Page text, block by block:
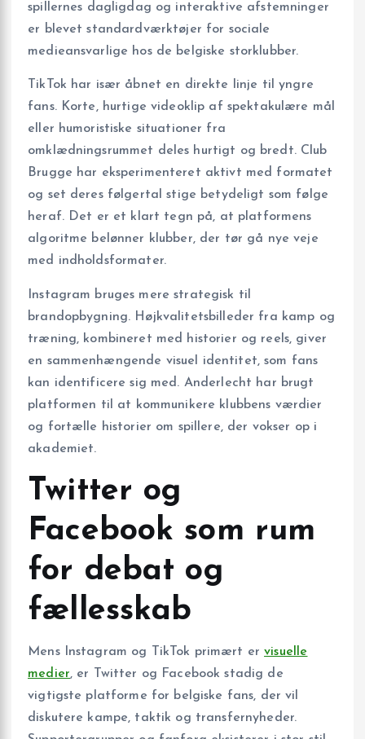
spillernes dagligdag og interaktive afstemninger
er blevet standardværktøjer for sociale
medieansvarlige hos de belgiske storklubber.
TikTok har især åbnet en direkte linje til yngre
fans. Korte, hurtige videoklip af spektakulære mål
eller humoristiske situationer fra
omklædningsrummet deles hurtigt og bredt. Club
Brugge har eksperimenteret aktivt med formatet
og set deres følgertal stige betydeligt som følge
heraf. Det er et klart tegn på, at platformens
algoritme belønner klubber, der tør gå nye veje
med indholdsformater.
Instagram bruges mere strategisk til
brandopbygning. Højkvalitetsbilleder fra kamp og
træning, kombineret med historier og reels, giver
en sammenhængende visuel identitet, som fans
kan identificere sig med. Anderlecht har brugt
platformen til at kommunikere klubbens værdier
og fortælle historier om spillere, der vokser op i
akademiet.
Twitter og
Facebook som rum
for debat og
fællesskab
Mens Instagram og TikTok primært ervisuelle
medier, er Twitter og Facebook stadig de
vigtigste platforme for belgiske fans, der vil
diskutere kampe, taktik og transfernyheder.